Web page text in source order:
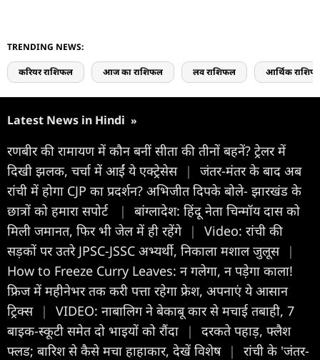
TRENDING NEWS:
करियर राशिफल आज का राशिफल लव राशिफल आर्थिक
Latest News in Hindi »
रणबीर की रामायण में कौन बनीं सीता की तीनों बहनें? ट्रेलर में
दिखी झलक, चर्चा में आईं ये एक्ट्रेसेस |
जंतर-मंतर के बाद अब
रांची में होगा CJP का प्रदर्शन? अभिजीत दिपके बोले- झारखंड के
छात्रों को हमारा सपोर्ट
|
बांग्लादेश: हिंदू नेता चिन्मॉय दास को
मिली जमानत, फिर भी जेल में ही रहेंगे |
Video: रांची की
सड़कों पर उतरे JPSC-JSSC अभ्यर्थी, निकाला मशाल जुलूस |
How to Freeze Curry Leaves: न गलेगा, न पड़ेगा काला!
फ्रिज में महीनेभर तक करी पत्ता रहेगा फ्रेश, अपनाएं ये आसान
ट्रिक्स |
VIDEO: नाबालिग ने बेकाबू कार से मचाई तबाही, 7
बाइक-स्कूटी समेत दो भाइयों को रौंदा
|
दरकते पहाड़, फ्लैश
फ्लड; बारिश से कैसे मचा हाहाकार, देखें विशेष |
रांची के 'जंतर-